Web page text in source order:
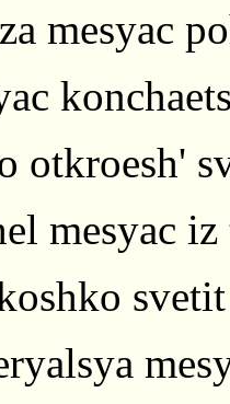
mesyac
otkroesh'
mesyac iz